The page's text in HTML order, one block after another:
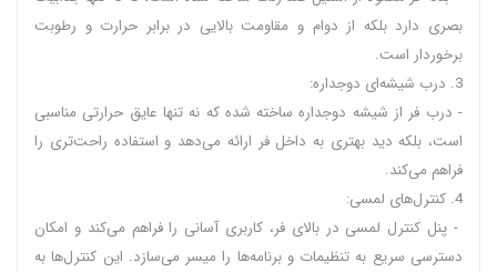
بصری دارد بلکه از دوام و مقاومت بالایی در برابر حرارت و رطوبت
برخوردار است.
3. درب شیشه‌ای دوجداره:
- درب فر از شیشه دوجداره ساخته شده که نه تنها عایق حرارتی مناسبی
است، بلکه دید بهتری به داخل فر ارائه می‌دهد و استفاده راحت‌تری را
فراهم می‌کند.
4. کنترل‌های لمسی:
- پنل کنترل لمسی در بالای فر، کاربری آسانی را فراهم می‌کند و امکان
دسترسی سریع به تنظیمات و برنامه‌ها را میسر می‌سازد. این کنترل‌ها به